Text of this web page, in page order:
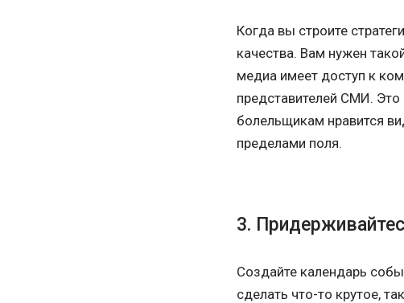
Когда вы строите
качества. Вам нужен
медиа имеет доступ к
представителей СМИ. Это
болельщикам нравится
пределами поля.
3.
Создайте календарь
сделать что-то крутое,